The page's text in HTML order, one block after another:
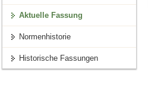
Aktuelle Fassung
Normenhistorie
Historische Fassungen